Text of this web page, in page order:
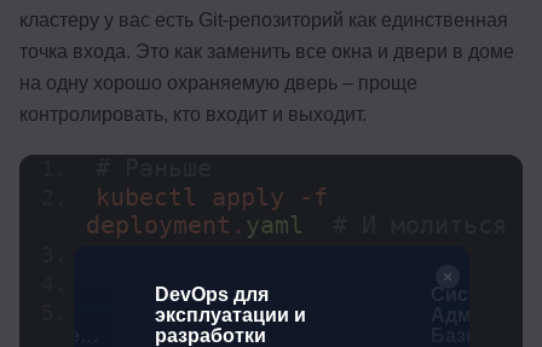
кластеру у вас есть Git-репозиторий как единственная
точка входа. Это как заменить все окна и двери в доме
на одну хорошо охраняемую дверь – проще
контролировать, кто входит и выходит.
kubectl apply -f
deployment. yaml
# Теперь
git commit -m "Update
deployment config"
DevOps для
эксплуатации и
разработки